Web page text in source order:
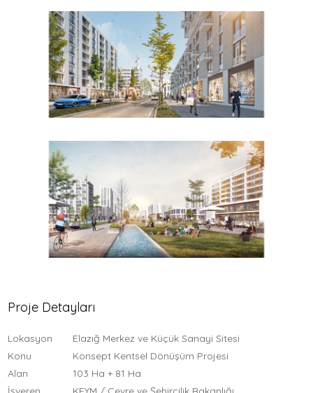
Proje Detayları
Lokasyon
Elazığ Merkez ve Küçük Sanayi Sitesi
Konu
Konsept Kentsel Dönüşüm Projesi
Alan
103 Ha + 81 Ha